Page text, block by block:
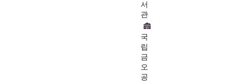
서
관
국
립
금
오
공